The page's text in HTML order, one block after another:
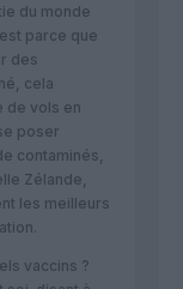
du monde
parce que
des
cela
de vols en
poser
contaminés,
Zélande,
les meilleurs
vaccins ?